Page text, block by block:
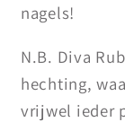
nagels!
N.B. Diva
hechting,
vrijwel ieder